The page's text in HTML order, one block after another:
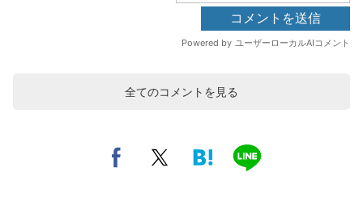
全てのコメントを見る